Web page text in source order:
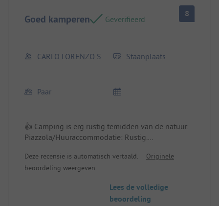
Goed kamperen Geverifieerd
8
CARLO LORENZO S Staanplaats
Paar
👍 Camping is erg rustig temidden van de natuur.
Piazzola/Huuraccommodatie: Rustig.
👎 Moeilijk toegankelijk, zelfs met de navigator,
omdat er erg weinig verkeersborden zijn.
Deze recensie is automatisch vertaald.
Originele
beoordeling weergeven
Lees de volledige
beoordeling